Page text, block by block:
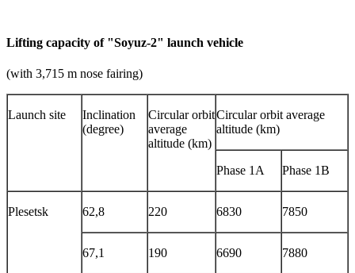
Lifting capacity of "Soyuz-2" launch vehicle
(with 3,715 m nose fairing)
Launch site
Inclination
(degree)
Circular orbit
average
altitude (km)
Circular orbit average
altitude (km)
Phase 1A Phase 1B
Plesetsk 62,8 220 6830 7850
67,1 190 6690 7880